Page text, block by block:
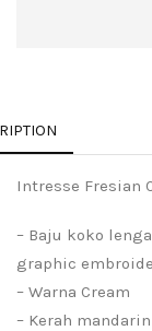
Intresse Fresian
– Baju koko
graphic
– Warna Cream
– Kerah mandarin